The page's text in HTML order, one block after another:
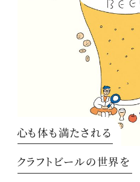
心も体も満たされる
クラフトビールの世界を